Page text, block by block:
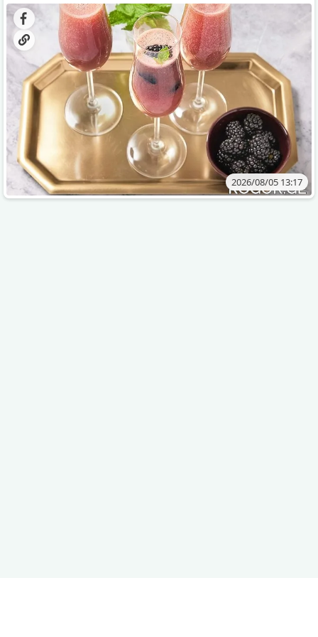
დახვეწილ და მაგრილებელ კოქტეილს.
2026/08/05 13:17